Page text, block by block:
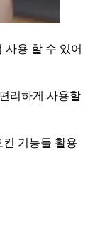
사용 할 수 있어
리하게 사용할
기능들 활용